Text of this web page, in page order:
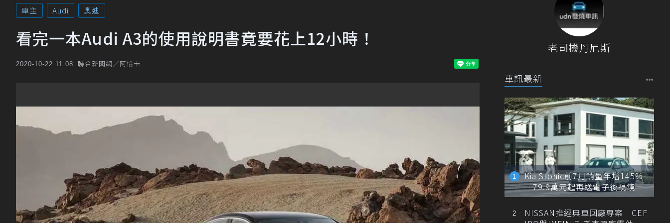
車主 Audi 奧迪
看完一本Audi A3的使用說明書竟要花上12小時！
2020-10-22 11:08 聯合新聞網／阿恰卡
老司機丹尼斯
車訊最新
Kia Stonic前7月銷量年增145%
79.9萬元起再送電子後視鏡
NISSAN推經典車回廠專案 CEF